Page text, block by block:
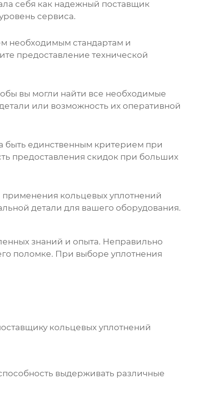
себя как надежный поставщик
сервиса.
необходимым стандартам и
предоставление технической
вы могли найти все необходимые
или возможность их оперативной
быть единственным критерием при
предоставления скидок при больших
применения кольцевых уплотнений
детали для вашего оборудования.
знаний и опыта. Неправильно
поломке. При выборе уплотнения
кольцевых уплотнений
выдерживать различные